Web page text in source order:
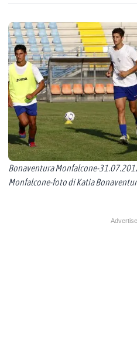
Bonaventura Monfalcone-
Monfalcone-foto di Katia